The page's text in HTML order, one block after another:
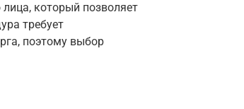
который позволяет
требует
поэтому выбор